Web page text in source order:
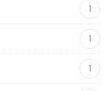
1
1
1